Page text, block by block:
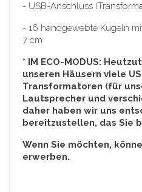
- USB-Anschluss
- 16 handgewebte Kugeln
7 cm
* IM ECO-MODUS:
unseren Häusern viele
Transformatoren (für
Lautsprecher und
daher haben wir uns
bereitzustellen, das Sie
Wenn Sie möchten,
erwerben.